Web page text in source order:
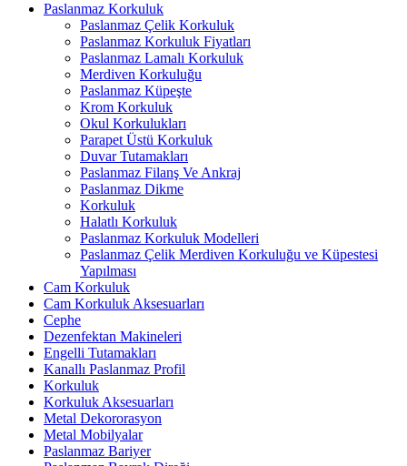
Paslanmaz Korkuluk
Paslanmaz Çelik Korkuluk
Paslanmaz Korkuluk Fiyatları
Paslanmaz Lamalı Korkuluk
Merdiven Korkuluğu
Paslanmaz Küpeşte
Krom Korkuluk
Okul Korkulukları
Parapet Üstü Korkuluk
Duvar Tutamakları
Paslanmaz Filanş Ve Ankraj
Paslanmaz Dikme
Korkuluk
Halatlı Korkuluk
Paslanmaz Korkuluk Modelleri
Paslanmaz Çelik Merdiven Korkuluğu ve Küpestesi
Yapılması
Cam Korkuluk
Cam Korkuluk Aksesuarları
Cephe
Dezenfektan Makineleri
Engelli Tutamakları
Kanallı Paslanmaz Profil
Korkuluk
Korkuluk Aksesuarları
Metal Dekororasyon
Metal Mobilyalar
Paslanmaz Bariyer